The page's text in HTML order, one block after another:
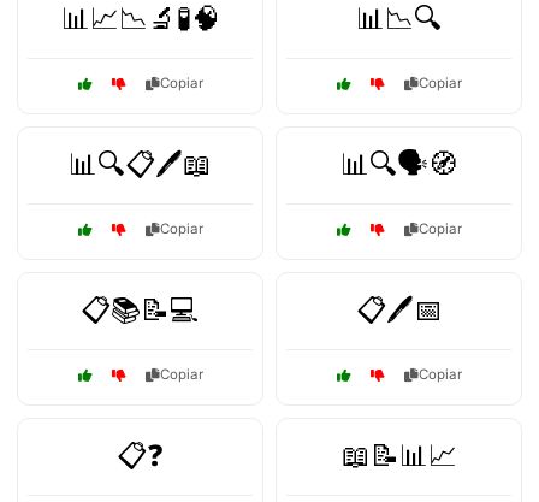
📊📈📉🔬🧪🧠
Copiar
📊📉🔍
Copiar
📊🔍📋🖊️📖
Copiar
📊🔍🗣️🧭
Copiar
📋📚📝💻
Copiar
📋🖊️📅
Copiar
📋❓ 📖📝📊📈